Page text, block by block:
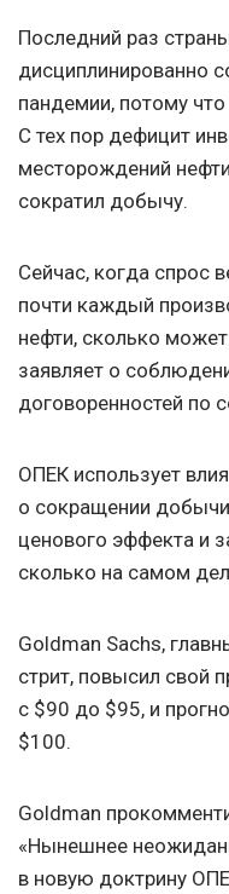
Последний раз
дисциплинированно
пандемии, потому
С тех пор дефицит
месторождений
сократил добычу.
Сейчас, когда спрос
почти каждый
нефти, сколько
заявляет о
договоренностей по
ОПЕК использует
о сокращении
ценового эффекта и
сколько на самом
Goldman Sachs,
стрит, повысил свой
с $90 до $95, и
$100.
Goldman
«Нынешнее
в новую доктрину